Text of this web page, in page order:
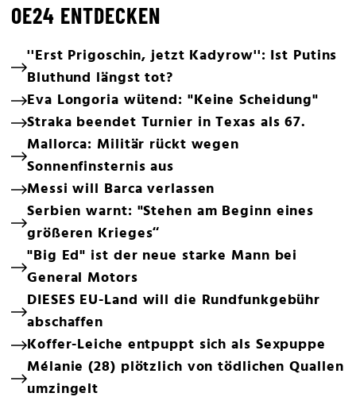
OE24 ENTDECKEN
''Erst Prigoschin, jetzt Kadyrow'': Ist Putins
Bluthund längst tot?
Eva Longoria wütend: "Keine Scheidung"
Straka beendet Turnier in Texas als 67.
Mallorca: Militär rückt wegen
Sonnenfinsternis aus
Messi will Barca verlassen
Serbien warnt: "Stehen am Beginn eines
größeren Krieges“
"Big Ed" ist der neue starke Mann bei
General Motors
DIESES EU-Land will die Rundfunkgebühr
abschaffen
Koffer-Leiche entpuppt sich als Sexpuppe
Mélanie (28) plötzlich von tödlichen Quallen
umzingelt